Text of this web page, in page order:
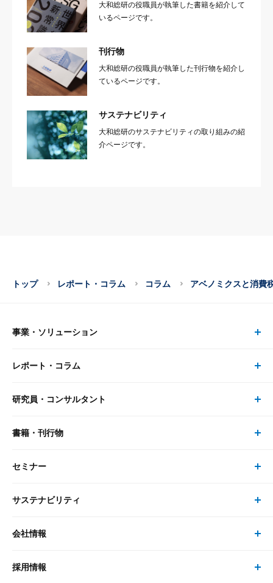
大和総研の役職員が執筆した書籍を紹介して
いるページです。
刊行物
大和総研の役職員が執筆した刊行物を紹介し
ているページです。
サステナビリティ
大和総研のサステナビリティの取り組みの紹
介ページです。
トップ レポート・コラム コラム アベノミクスと消費
事業・ソリューション
事業・ソリューション トップ
リサーチ
大和総研の強み
レポート・コラム
レポート・コラム トップ
最新のレポート・コラム
研究員・コンサルタント
研究員・コンサルタント トップ
研究員
書籍・刊行物
書籍・刊行物 トップ
書籍
セミナー
セミナー トップ
現在受付中のセミナー・イベント
サステナビリティ
サステナビリティの取り組み
次世代社会への貢献
会社情報
会社情報 トップ
採用情報